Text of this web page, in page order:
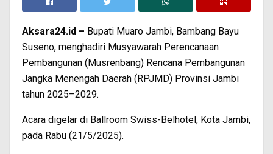
Aksara24.id – Bupati Muaro Jambi, Bambang Bayu
Suseno, menghadiri Musyawarah Perencanaan
Pembangunan (Musrenbang) Rencana Pembangunan
Jangka Menengah Daerah (RPJMD) Provinsi Jambi
tahun 2025–2029.
Acara digelar di Ballroom Swiss-Belhotel, Kota Jambi,
pada Rabu (21/5/2025).